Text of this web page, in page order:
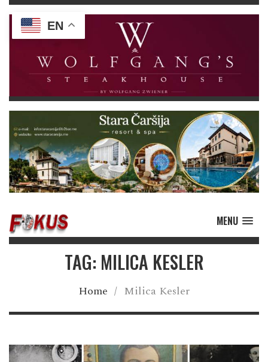
MENU
TAG: MILICA KESLER
Home / Milica Kesler
EN